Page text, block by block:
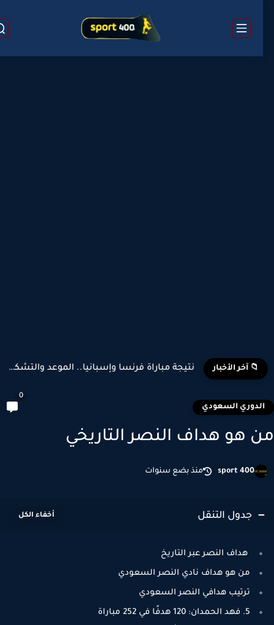
📁 آخر الأخبار نتيجة مباراة فرنسا وإسبانيا.. الموعد والتشكيل المتوقع وأبرز اللاعبين...
السعودي
هو هداف النصر التاريخي
sport 400 منذ بضع سنوات
جدول التنقل
هداف النصر عبر التاريخ
من هو هداف نادي النصر السعودي
ترتيب هدافي النصر السعودي
5. فهد الحمدان: 120 هدفًا في 252 مباراة